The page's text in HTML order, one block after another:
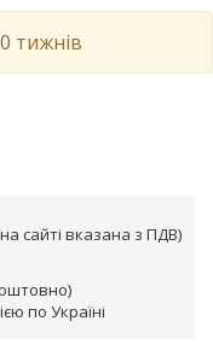
тижнів
сайті вказана з ПДВ)
по Україні